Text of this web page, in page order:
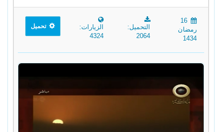
16
رمضان
1434
التحميل:
2064
الزيارات:
4324
تحميل